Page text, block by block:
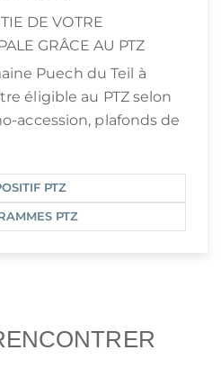
DE VOTRE
GRÂCE AU PTZ
Puech du Teil à
éligible au PTZ selon
accession, plafonds de
PTZ
PTZ